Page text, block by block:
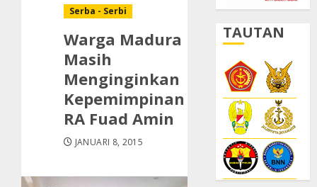
Serba - Serbi
Warga Madura
Masih
Menginginkan
Kepemimpinan
RA Fuad Amin
JANUARI 8, 2015
TAUTAN